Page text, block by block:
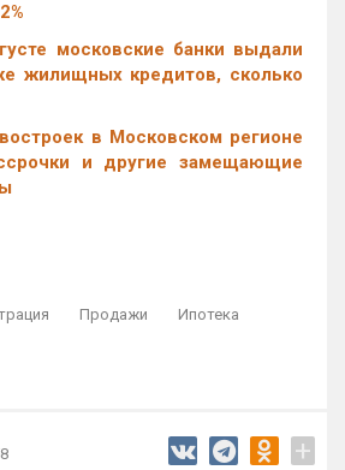
московские банки выдали
жилищных кредитов, сколько
в Московском регионе
и другие замещающие
Продажи
Ипотека
+